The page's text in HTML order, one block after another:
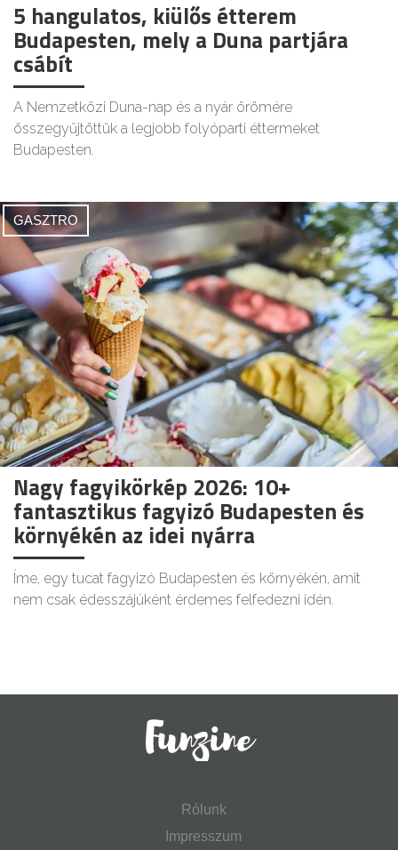
5 hangulatos, kiülős étterem
Budapesten, mely a Duna partjára
csábít
A Nemzetközi Duna-nap és a nyár örömére
összegyűjtöttük a legjobb folyóparti éttermeket
Budapesten.
GASZTRO
Nagy fagyikörkép 2026: 10+
fantasztikus fagyizó Budapesten és
környékén az idei nyárra
Íme, egy tucat fagyizó Budapesten és környékén, amit
nem csak édesszájúként érdemes felfedezni idén.
Rólunk
Impresszum